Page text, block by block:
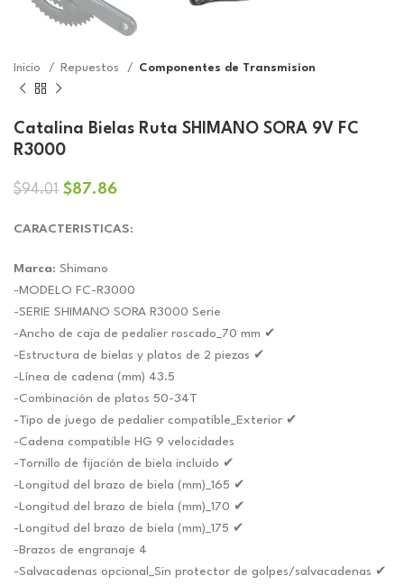
Inicio Repuestos Componentes de Transmision
Catalina Bielas Ruta SHIMANO SORA 9V FC
R3000
$94.01 El
original
$94.01.
$87.86El
actual
CARACTERISTICAS:
Marca: Shimano
-MODELO FC-R3000
-SERIE SHIMANO SORA R3000 Serie
-Ancho de caja de pedalier roscado_70 mm ✔
-Estructura de bielas y platos de 2 piezas ✔
-Línea de cadena (mm) 43.5
-Combinación de platos 50-34T
-Tipo de juego de pedalier compatible_Exterior ✔
-Cadena compatible HG 9 velocidades
-Tornillo de fijación de biela incluido ✔
-Longitud del brazo de biela (mm)_165 ✔
-Longitud del brazo de biela (mm)_170 ✔
-Longitud del brazo de biela (mm)_175 ✔
-Brazos de engranaje 4
-Salvacadenas opcional_Sin protector de golpes/salvacadenas ✔